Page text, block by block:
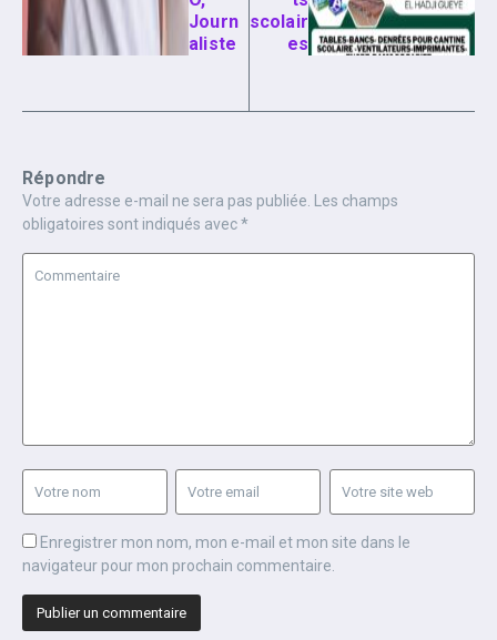
Journ
aliste
scolair
es
Répondre
Votre adresse e-mail ne sera pas publiée.
Les champs
obligatoires sont indiqués avec*
Enregistrer mon nom, mon e-mail et mon site dans le
navigateur pour mon prochain commentaire.